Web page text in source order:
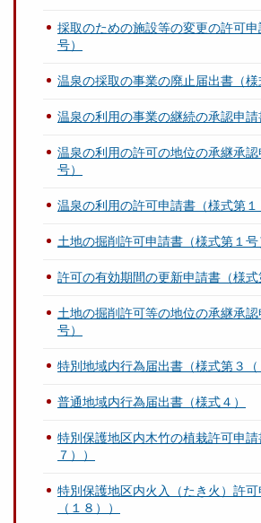
採取のための施設等の変更の許可申
号）
温泉の採取の事業の廃止届出書（様
温泉の利用の事業の継続の承認申請
温泉の利用の許可の地位の承継承
号）
温泉の利用の許可申請書（様式第１
土地の掘削許可申請書（様式第１号
許可の有効期間の更新申請書（様式
土地の掘削許可等の地位の承継承
号）
特別地域内行為届出書（様式第３（
普通地域内行為届出書（様式４）
特別保護地区内木竹の植栽許可申請
７））
特別保護地区内火入（たき火）許可
（１８））